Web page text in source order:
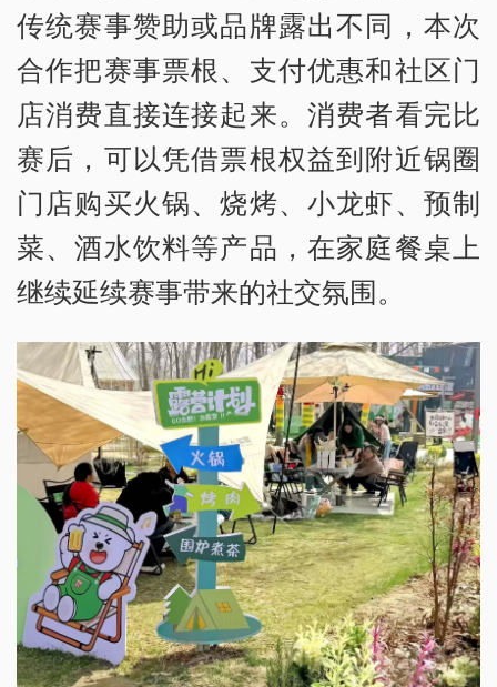
传统赛事赞助或品牌露出不同，本次
合作把赛事票根、支付优惠和社区门
店消费直接连接起来。消费者看完比
赛后，可以凭借票根权益到附近锅圈
门店购买火锅、烧烤、小龙虾、预制
菜、酒水饮料等产品，在家庭餐桌上
继续延续赛事带来的社交氛围。